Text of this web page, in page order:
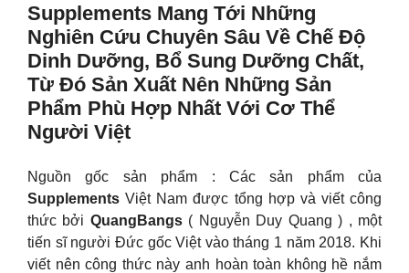
Supplements Mang Tới Những
Nghiên Cứu Chuyên Sâu Về Chế Độ
Dinh Dưỡng, Bổ Sung Dưỡng Chất,
Từ Đó Sản Xuất Nên Những Sản
Phẩm Phù Hợp Nhất Với Cơ Thể
Người Việt
Nguồn gốc sản phẩm : Các sản phẩm của
Supplements Việt Nam được tổng hợp và viết công
thức bởi QuangBangs( Nguyễn Duy Quang ) , một
tiến sĩ người Đức gốc Việt vào tháng 1 năm 2018. Khi
viết nên công thức này anh hoàn toàn không hề nắm